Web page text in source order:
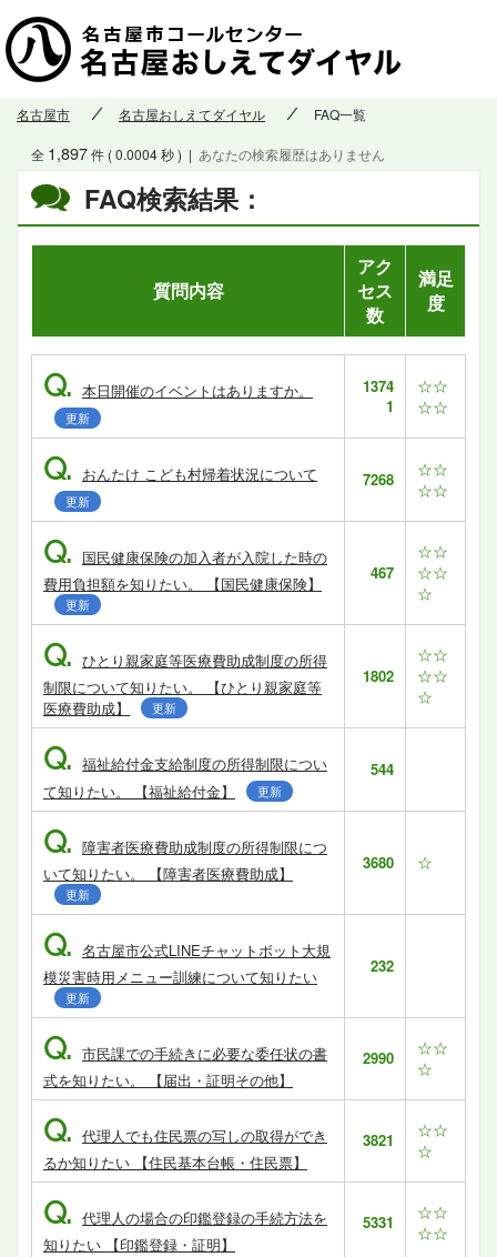
名古屋市 名古屋おしえてダイヤル FAQ一覧
FAQ検索結果：
全 1,897件 ( 0.0004 秒 ) | あなたの検索履歴はありません
質問内容
アク
セス
数
満足
度
Q. 本日開催のイベントはありますか。
更新
1374
1
☆☆
☆☆
Q. おんたけ こども村帰着状況について
更新
7268
☆☆
☆☆
Q. 国民健康保険の加入者が入院した時の
費用負担額を知りたい。 【国民健康保険】
更新
467
☆☆
☆☆
☆
Q. ひとり親家庭等医療費助成制度の所得
制限について知りたい。 【ひとり親家庭等
医療費助成】
更新
1802
☆☆
☆☆
☆
Q. 福祉給付金支給制度の所得制限につい
て知りたい。 【福祉給付金】
更新
544
Q. 障害者医療費助成制度の所得制限につ
いて知りたい。 【障害者医療費助成】
更新
3680 ☆
Q. 名古屋市公式LINEチャットボット大規
模災害時用メニュー訓練について知りたい
更新
232
Q. 市民課での手続きに必要な委任状の書
式を知りたい。 【届出・証明その他】
2990
☆☆
☆
Q. 代理人でも住民票の写しの取得ができ
るか知りたい 【住民基本台帳・住民票】
3821
☆☆
☆
Q. 代理人の場合の印鑑登録の手続方法を
知りたい 【印鑑登録・証明】
5331
☆☆
☆☆